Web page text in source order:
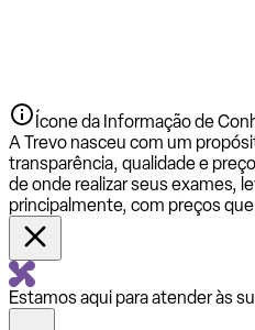
Ícone da Informação de
A Trevo nasceu com um
transparência, qualidade e
de onde realizar seus exames,
principalmente, com preços
Estamos aqui para atender às